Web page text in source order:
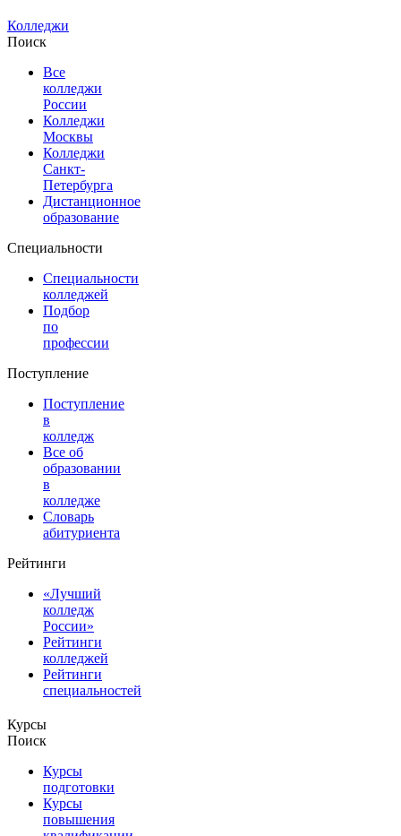
Колледжи
Поиск
Все
колледжи
России
Колледжи
Москвы
Колледжи
Санкт-
Петербурга
Дистанционное
образование
Специальности
Специальности
колледжей
Подбор
по
профессии
Поступление
Поступление
в
колледж
Все об
образовании
в
колледже
Словарь
абитуриента
Рейтинги
«Лучший
колледж
России»
Рейтинги
колледжей
Рейтинги
специальностей
Курсы
Поиск
Курсы
подготовки
Курсы
повышения